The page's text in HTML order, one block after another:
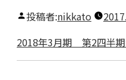
投稿者:nikkato
2018年3月期 第2四半